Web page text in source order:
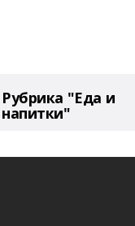
Рубрика "Еда и
напитки"